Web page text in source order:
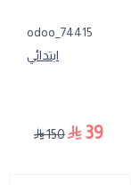
odoo_74415
ابتدائي
39
150